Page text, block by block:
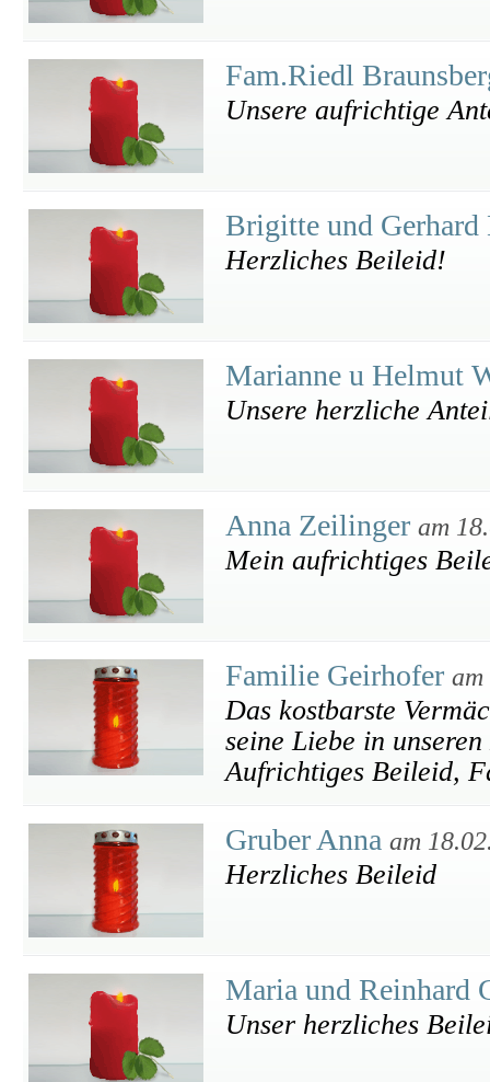
Fam.Riedl
Unsere aufrichtige
Brigitte und
Herzliches Beileid!
Marianne u Helmut
Unsere herzliche
Anna Zeilinger am
Mein aufrichtiges
Familie Geirhofer am
Das kostbarste
seine Liebe in
Aufrichtiges Beileid,
Gruber Anna am
Herzliches Beileid
Maria und Reinhard
Unser herzliches